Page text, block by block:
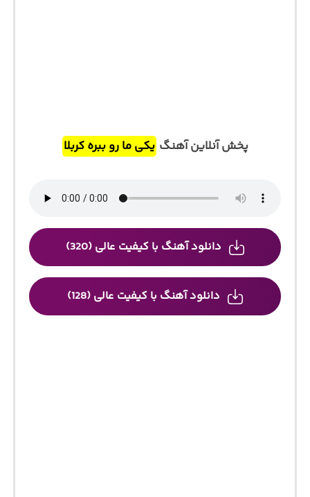
پخش آنلاین آهنگ یکی ما رو ببره کربلا
دانلود آهنگ با کیفیت عالی (320)
دانلود آهنگ با کیفیت عالی (128)